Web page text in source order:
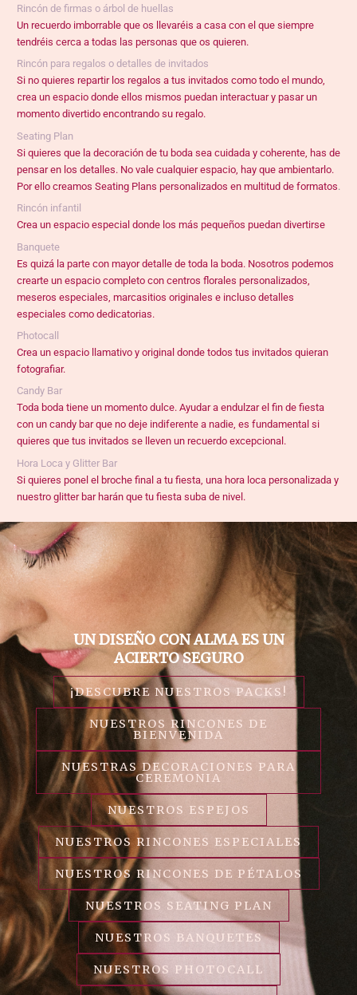
Rincón de firmas o árbol de huellas
Un recuerdo imborrable que os llevaréis a casa con el que siempre
tendréis cerca a todas las personas que os quieren.
Rincón para regalos o detalles de invitados
Si no quieres repartir los regalos a tus invitados como todo el mundo,
crea un espacio donde ellos mismos puedan interactuar y pasar un
momento divertido encontrando su regalo.
Seating Plan
Si quieres que la decoración de tu boda sea cuidada y coherente, has de
pensar en los detalles. No vale cualquier espacio, hay que ambientarlo.
Por ello creamos Seating Plans personalizados en multitud de formatos.
Rincón infantil
Crea un espacio especial donde los más pequeños puedan divertirse
Banquete
Es quizá la parte con mayor detalle de toda la boda. Nosotros podemos
crearte un espacio completo con centros florales personalizados,
meseros especiales, marcasitios originales e incluso detalles
especiales como dedicatorias.
Photocall
Crea un espacio llamativo y original donde todos tus invitados quieran
fotografiar.
Candy Bar
Toda boda tiene un momento dulce. Ayudar a endulzar el fin de fiesta
con un candy bar que no deje indiferente a nadie, es fundamental si
quieres que tus invitados se lleven un recuerdo excepcional.
Hora Loca y Glitter Bar
Si quieres ponel el broche final a tu fiesta, una hora loca personalizada y
nuestro glitter bar harán que tu fiesta suba de nivel.
UN DISEÑO CON ALMA ES UN
ACIERTO SEGURO
¡DESCUBRE NUESTROS PACKS!
NUESTROS RINCONES DE
BIENVENIDA
NUESTRAS DECORACIONES PARA
CEREMONIA
NUESTROS ESPEJOS
NUESTROS RINCONES ESPECIALES
NUESTROS RINCONES DE PÉTALOS
NUESTROS SEATING PLAN
NUESTROS BANQUETES
NUESTROS PHOTOCALL